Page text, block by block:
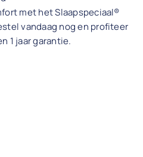
met het Slaapspeciaal®
vandaag nog en profiteer
1 jaar garantie.